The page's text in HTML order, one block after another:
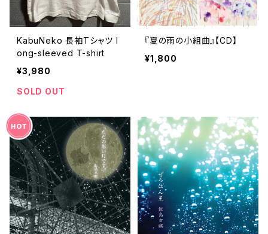
KabuNeko 長袖Tシャツ l
ong-sleeved T-shirt
¥3,980
SOLD OUT
『夏の雨の小組曲』【CD】
¥1,800